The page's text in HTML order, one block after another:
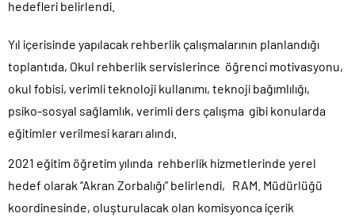
hedefleri belirlendi.
Yıl içerisinde yapılacak rehberlik çalışmalarının planlandığı
toplantıda, Okul rehberlik servislerince öğrenci motivasyonu,
okul fobisi, verimli teknoloji kullanımı, teknoji bağımlılığı,
psiko-sosyal sağlamlık, verimli ders çalışma gibi konularda
eğitimler verilmesi kararı alındı.
2021 eğitim öğretim yılında rehberlik hizmetlerinde yerel
hedef olarak “Akran Zorbalığı” belirlendi, RAM. Müdürlüğü
koordinesinde, oluşturulacak olan komisyonca içerik